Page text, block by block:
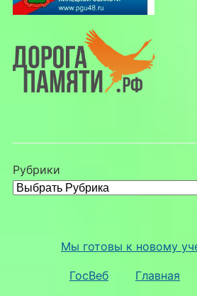
Рубрики
Мы готовы к новому
ГосВеб Главная